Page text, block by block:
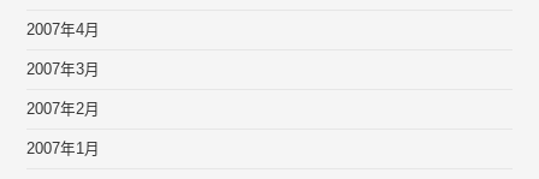
2007年4月
2007年3月
2007年2月
2007年1月